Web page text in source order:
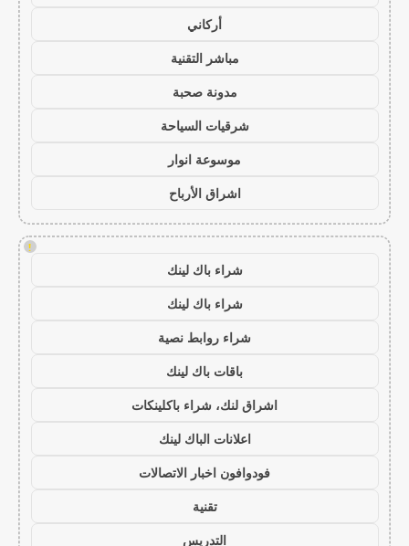
أركاني
مباشر التقنية
مدونة صحبة
شرقيات السياحة
موسوعة انوار
اشراق الأرباح
!
شراء باك لينك
شراء باك لينك
شراء روابط نصية
باقات باك لينك
اشراق لنك، شراء باكلينكات
اعلانات الباك لينك
فودوافون اخبار الاتصالات
تقنية
التدريس